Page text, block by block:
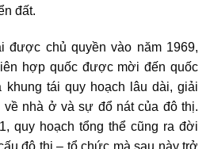
đất.
được chủ quyền vào năm 1969,
hợp quốc được mời đến quốc
tái quy hoạch lâu dài, giải
nhà ở và sự đổ nát của đô thị.
quy hoạch tổng thể cũng ra đời